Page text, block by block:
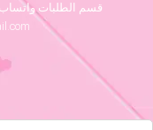
قسم الطلبات